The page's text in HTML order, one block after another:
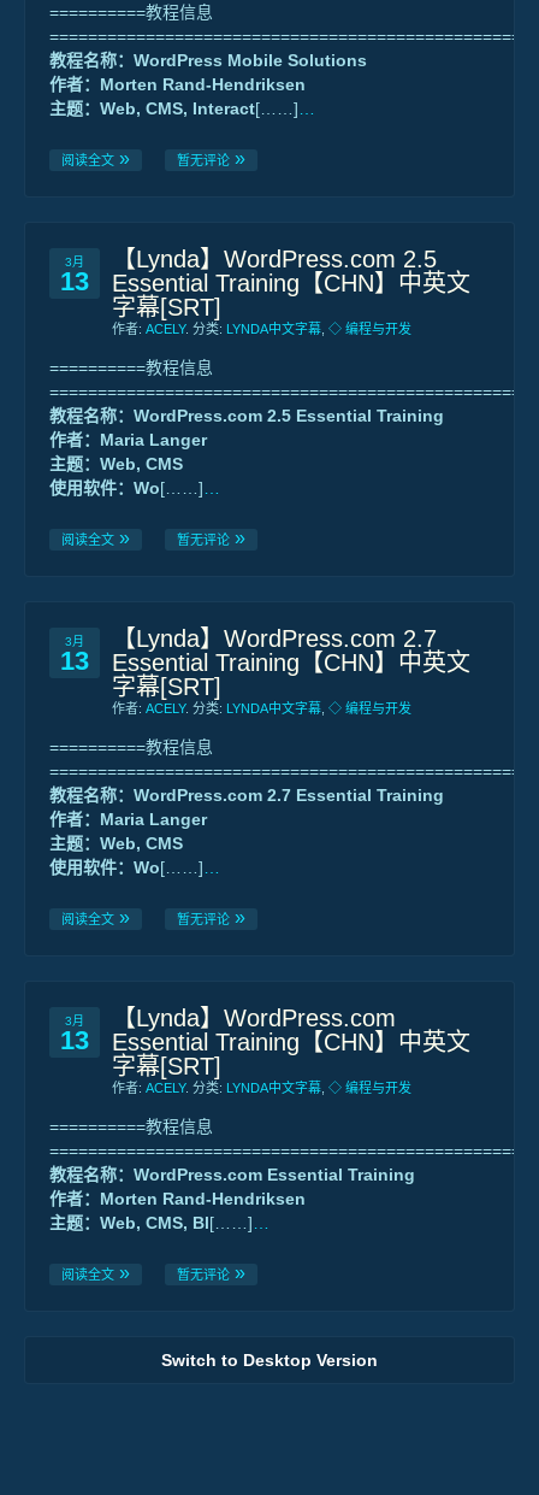
==========教程信息
教程名称：WordPress Mobile Solutions
作者：Morten Rand-Hendriksen
主题：Web, CMS, Interact[……]
阅读全文 暂无评论
3月
13
【Lynda】WordPress.com 2.5
Essential Training【CHN】中英文
字幕[SRT]
作者: ACELY. 分类: LYNDA中文字幕 ◇ 编程与开发
==========教程信息
教程名称：WordPress.com 2.5 Essential Training
作者：Maria Langer
主题：Web, CMS
使用软件：Wo[……]
阅读全文 暂无评论
3月
13
【Lynda】WordPress.com 2.7
Essential Training【CHN】中英文
字幕[SRT]
作者: ACELY. 分类: LYNDA中文字幕 ◇ 编程与开发
==========教程信息
教程名称：WordPress.com 2.7 Essential Training
作者：Maria Langer
主题：Web, CMS
使用软件：Wo[……]
阅读全文 暂无评论
3月
13
【Lynda】WordPress.com
Essential Training【CHN】中英文
字幕[SRT]
作者: ACELY. 分类: LYNDA中文字幕 ◇ 编程与开发
==========教程信息
教程名称：WordPress.com Essential Training
作者：Morten Rand-Hendriksen
主题：Web, CMS, Bl[……]
阅读全文 暂无评论
Switch to Desktop Version